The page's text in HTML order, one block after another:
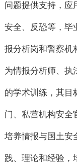
问题提供支持，应
安全、反恐等，毕
报分析岗和警察机
为情报分析师、执
的学术训练，其目
门、私营机构安全
培养情报与国土安
践、理论和经验，